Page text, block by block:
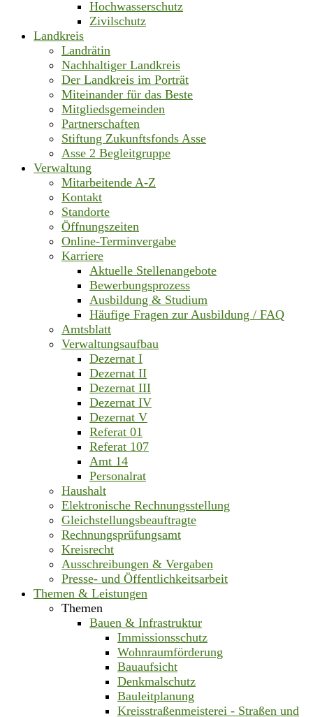
Hochwasserschutz
Zivilschutz
Landkreis
Landrätin
Nachhaltiger Landkreis
Der Landkreis im Porträt
Miteinander für das Beste
Mitgliedsgemeinden
Partnerschaften
Stiftung Zukunftsfonds Asse
Asse 2 Begleitgruppe
Verwaltung
Mitarbeitende A-Z
Kontakt
Standorte
Öffnungszeiten
Online-Terminvergabe
Karriere
Aktuelle Stellenangebote
Bewerbungsprozess
Ausbildung & Studium
Häufige Fragen zur Ausbildung / FAQ
Amtsblatt
Verwaltungsaufbau
Dezernat I
Dezernat II
Dezernat III
Dezernat IV
Dezernat V
Referat 01
Referat 107
Amt 14
Personalrat
Haushalt
Elektronische Rechnungsstellung
Gleichstellungsbeauftragte
Rechnungsprüfungsamt
Kreisrecht
Ausschreibungen & Vergaben
Presse- und Öffentlichkeitsarbeit
Themen & Leistungen
Themen
Bauen & Infrastruktur
Immissionsschutz
Wohnraumförderung
Bauaufsicht
Denkmalschutz
Bauleitplanung
Kreisstraßenmeisterei - Straßen und